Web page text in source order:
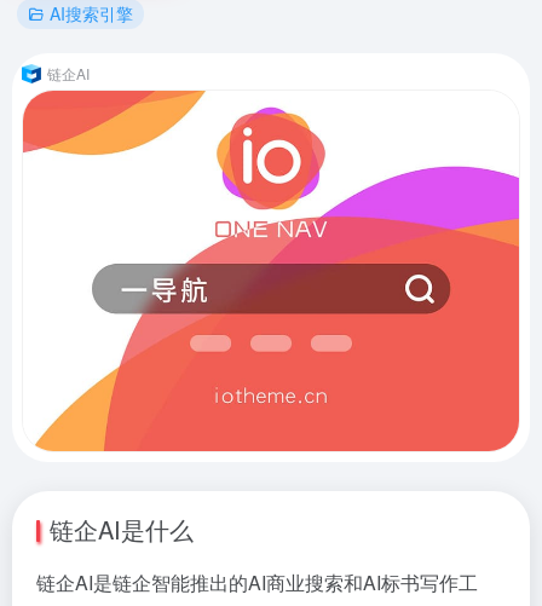
AI搜索引擎
链企AI
链企AI是什么
链企AI是链企智能推出的AI商业搜索和AI标书写作工